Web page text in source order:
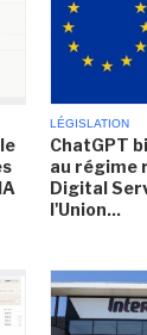
LÉGISLATION
ChatGPT
au régime
Digital
l'Union...